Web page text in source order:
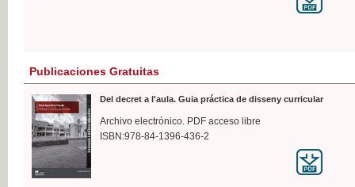
Publicaciones Gratuitas
Del decret a l'aula. Guia práctica de disseny curricular
Archivo electrónico. PDF acceso libre
ISBN:978-84-1396-436-2